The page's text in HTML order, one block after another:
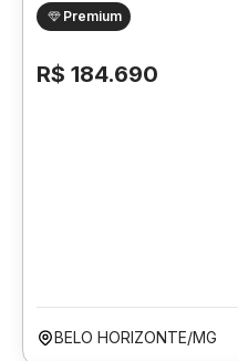
Premium
R$ 184.690
BELO HORIZONTE/MG